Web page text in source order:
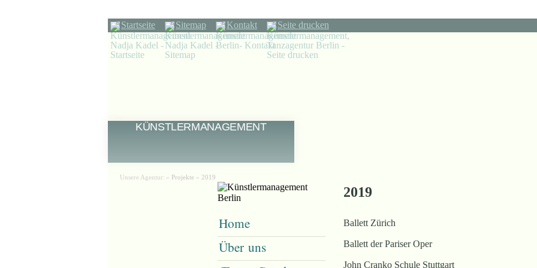
Startseite Sitemap Kontakt Seite drucken
KÜNSTLERMANAGEMENT
Unsere Agentur: » Projekte » 2019
Home
Über uns
2019
Ballett Zürich
Ballett der Pariser Oper
John Cranko Schule Stuttgart